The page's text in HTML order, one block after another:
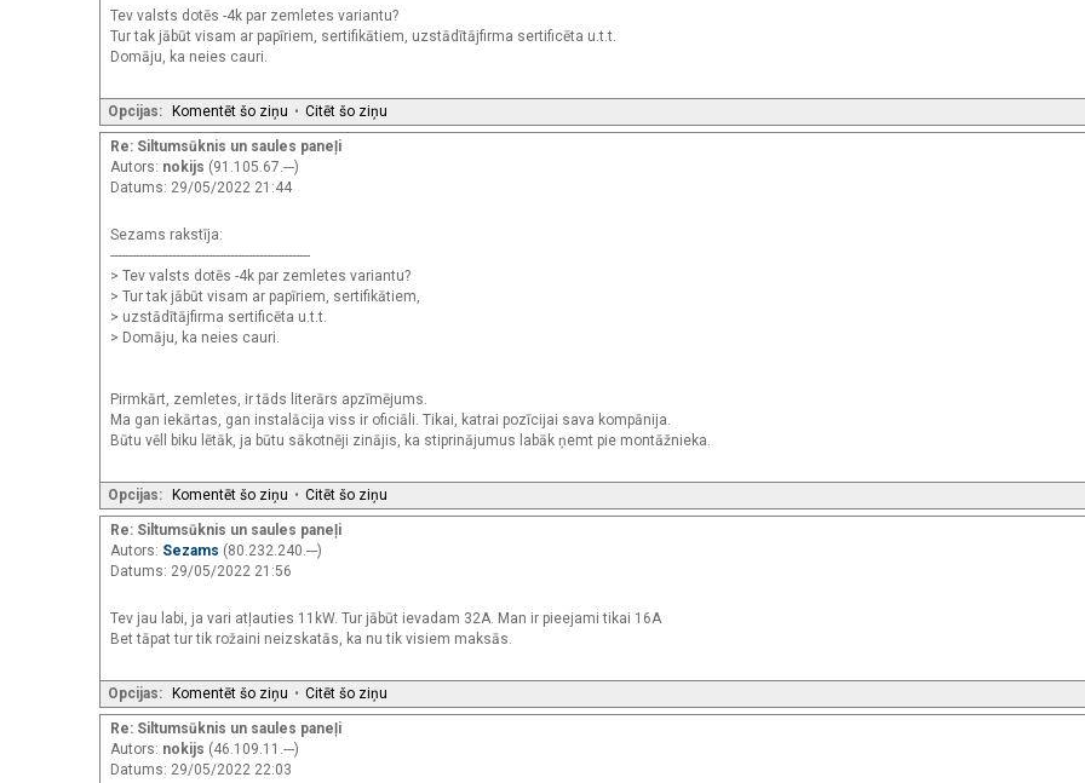
Tev valsts dotēs -4k par zemletes variantu?
Tur tak jābūt visam ar papīriem, sertifikātiem, uzstādītājfirma sertificēta u.t.t.
Domāju, ka neies cauri.
Opcijas: Komentēt šo ziņu • Citēt šo ziņu
Re: Siltumsūknis un saules paneļi
Autors: nokijs (91.105.67.---)
Datums: 29/05/2022 21:44
Sezams rakstīja:
-------------------------------------------------------
> Tev valsts dotēs -4k par zemletes variantu?
> Tur tak jābūt visam ar papīriem, sertifikātiem,
> uzstādītājfirma sertificēta u.t.t.
> Domāju, ka neies cauri.
Pirmkārt, zemletes, ir tāds literārs apzīmējums.
Ma gan iekārtas, gan instalācija viss ir oficiāli. Tikai, katrai pozīcijai sava kompānija.
Būtu vēll biku lētāk, ja būtu sākotnēji zinājis, ka stiprinājumus labāk ņemt pie montāžnieka.
Opcijas: Komentēt šo ziņu • Citēt šo ziņu
Re: Siltumsūknis un saules paneļi
Autors: Sezams (80.232.240.---)
Datums: 29/05/2022 21:56
Tev jau labi, ja vari atļauties 11kW. Tur jābūt ievadam 32A. Man ir pieejami tikai 16A
Bet tāpat tur tik rožaini neizskatās, ka nu tik visiem maksās.
Opcijas: Komentēt šo ziņu • Citēt šo ziņu
Re: Siltumsūknis un saules paneļi
Autors: nokijs (46.109.11.---)
Datums: 29/05/2022 22:03